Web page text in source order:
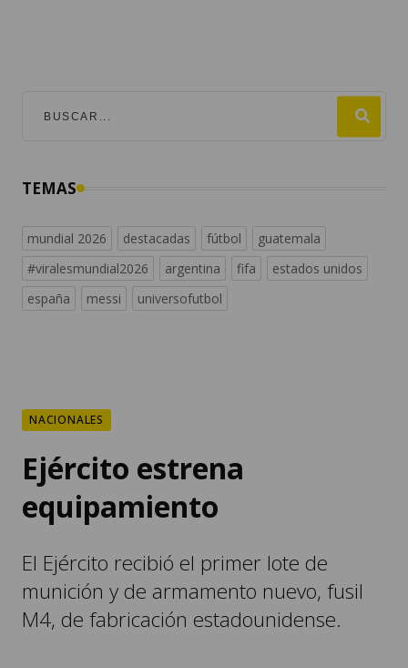
TEMAS
mundial 2026 destacadas fútbol
guatemala
#viralesmundial2026
argentina fifa
estados unidos
españa
messi universofutbol
NACIONALES
Ejército estrena
equipamiento
El Ejército recibió el primer lote de
munición y de armamento nuevo, fusil
M4, de fabricación estadounidense.